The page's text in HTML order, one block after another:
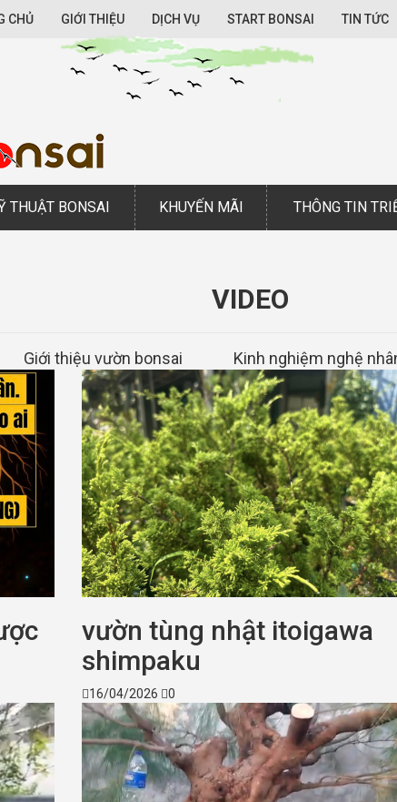
CHỦ GIỚI THIỆU DỊCH VỤ START BONSAI TIN TỨC
THUẬT BONSAI KHUYẾN MÃI THÔNG TIN
VIDEO
Giới thiệu vườn bonsai Kinh nghiệm nghệ
vườn tùng nhật itoigawa
shimpaku
16/04/2026 0